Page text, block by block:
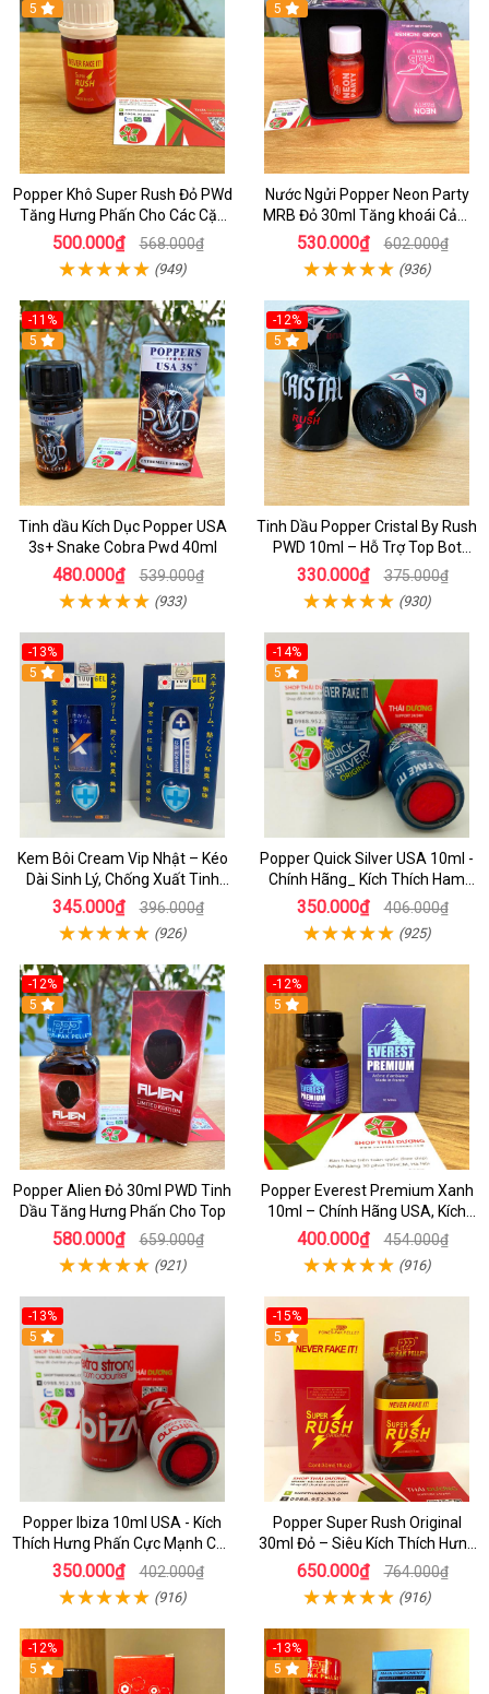
5
Popper Khô Super Rush Đỏ PWd
Tăng Hưng Phấn Cho Các Cặp
Đôi
500.000₫ 568.000₫
(949)
5
Nước Ngửi Popper Neon Party
MRB Đỏ 30ml Tăng khoái Cảm
Mạnh Hộp THiếc
530.000₫ 602.000₫
(936)
-11%
5
Tinh dầu Kích Dục Popper USA
3s+ Snake Cobra Pwd 40ml
480.000₫ 539.000₫
(933)
-12%
5
Tinh Dầu Popper Cristal By Rush
PWD 10ml – Hỗ Trợ Top Bot
Sung Mãn
330.000₫ 375.000₫
(930)
-13%
5
Kem Bôi Cream Vip Nhật – Kéo
Dài Sinh Lý, Chống Xuất Tinh
Sớm, Hiệu Quả Nhanh Cho Nam
345.000₫ 396.000₫
(926)
-14%
5
Popper Quick Silver USA 10ml -
Chính Hãng_ Kích Thích Ham
Muốn Cực Đỉnh
350.000₫ 406.000₫
(925)
-12%
5
Popper Alien Đỏ 30ml PWD Tinh
Dầu Tăng Hưng Phấn Cho Top
580.000₫ 659.000₫
(921)
-12%
5
Popper Everest Premium Xanh
10ml – Chính Hãng USA, Kích
Thích Hưng Phấn Cực Mạnh
400.000₫ 454.000₫
(916)
-13%
5
Popper Ibiza 10ml USA - Kích
Thích Hưng Phấn Cực Mạnh Cho
Top & Bot, Mua Ngay Giá Rẻ
350.000₫ 402.000₫
(916)
-15%
5
Popper Super Rush Original
30ml Đỏ – Siêu Kích Thích Hưng
Phấn , Cực Phê Cho Top & Bot
650.000₫ 764.000₫
(916)
-12%
5
-13%
5